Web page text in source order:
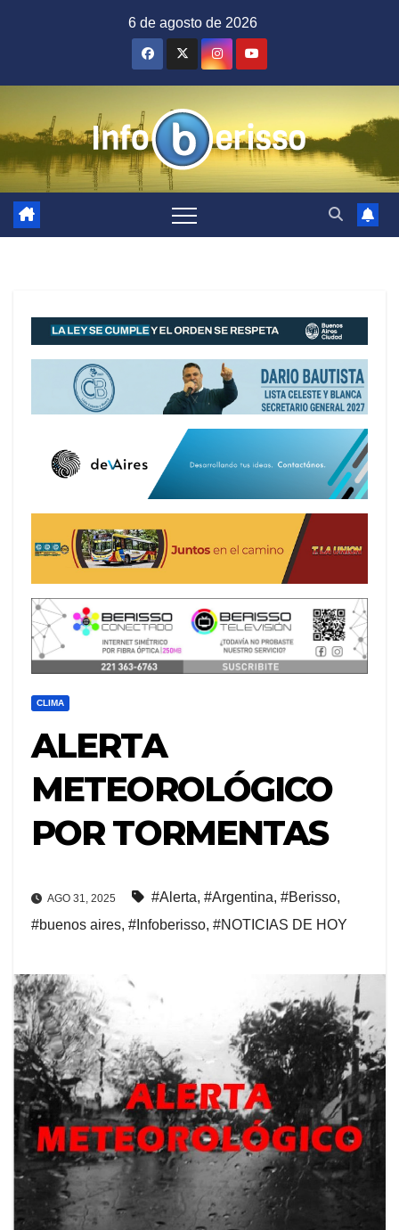
6 de agosto de 2026
CLIMA
ALERTA
METEOROLÓGICO
POR TORMENTAS
AGO 31, 2025 #Alerta, #Argentina, #Berisso,
#buenos aires, #Infoberisso, #NOTICIAS DE HOY